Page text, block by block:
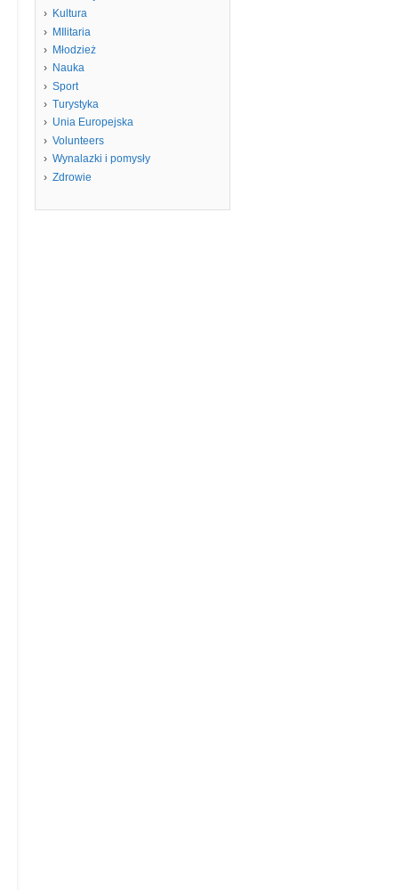
Kultura
MIlitaria
Młodzież
Nauka
Sport
Turystyka
Unia Europejska
Volunteers
Wynalazki i pomysły
Zdrowie